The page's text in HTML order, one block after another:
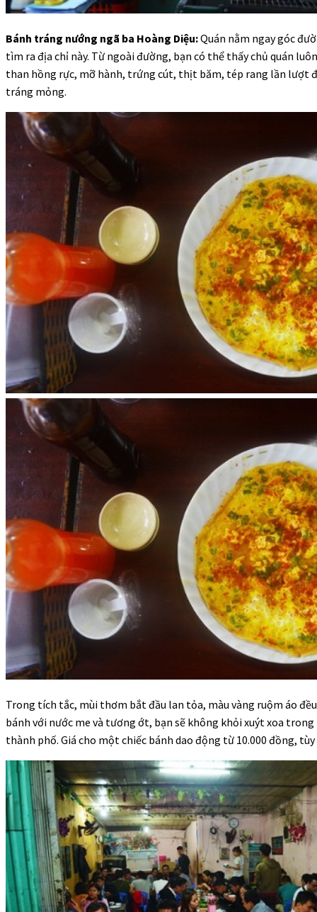
Bánh tráng nướng ngã ba Hoàng Diệu:Quán nằm ngay góc
tìm ra địa chỉ này. Từ ngoài đường, bạn có thể thấy chủ quán
than hồng rực, mỡ hành, trứng cút, thịt băm, tép rang lần lượt
tráng mỏng.
Trong tích tắc, mùi thơm bắt đầu lan tỏa, màu vàng ruộm áo
bánh với nước me và tương ớt, bạn sẽ không khỏi xuýt xoa
thành phố. Giá cho một chiếc bánh dao động từ 10.000 đồng,